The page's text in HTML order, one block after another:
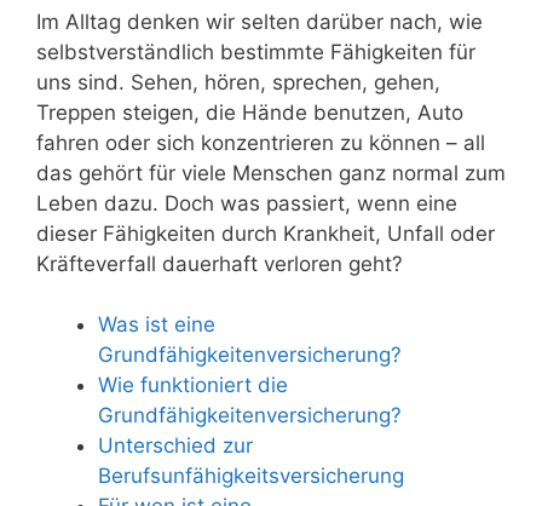
Im Alltag denken wir selten darüber nach, wie
selbstverständlich bestimmte Fähigkeiten für
uns sind. Sehen, hören, sprechen, gehen,
Treppen steigen, die Hände benutzen, Auto
fahren oder sich konzentrieren zu können – all
das gehört für viele Menschen ganz normal zum
Leben dazu. Doch was passiert, wenn eine
dieser Fähigkeiten durch Krankheit, Unfall oder
Kräfteverfall dauerhaft verloren geht?
Was ist eine
Grundfähigkeitenversicherung?
Wie funktioniert die
Grundfähigkeitenversicherung?
Unterschied zur
Berufsunfähigkeitsversicherung